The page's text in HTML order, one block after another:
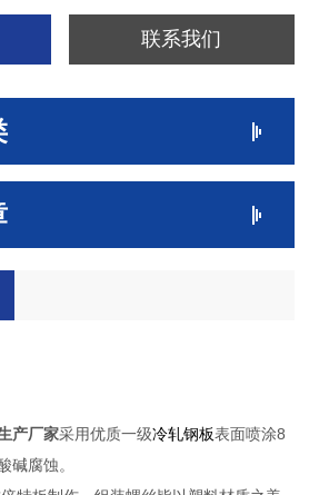
联系我们
产厂家采用优质一级冷轧钢板表面喷涂8
碱腐蚀。